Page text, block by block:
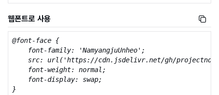
웹폰트로 사용
@font-face {
    font-family: 'NamyangjuUnheo';
src: url('https://cdn.jsdelivr.net/gh/
    font-weight: normal;
    font-display: swap;
}